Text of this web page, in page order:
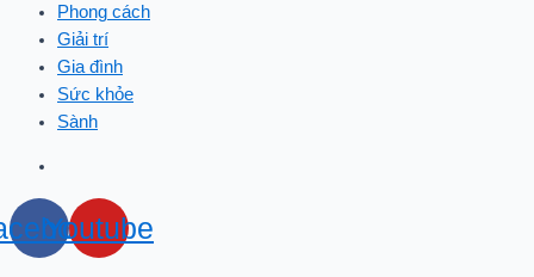
Phong cách
Giải trí
Gia đình
Sức khỏe
Sành
Youtube